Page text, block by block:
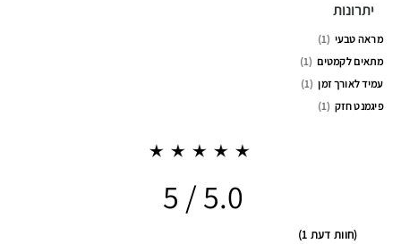
יתרונות
מראה טבעי
1
מתאים לקמטים
1
עמיד לאורך זמן
1
פיגמנט חזק
1
5.0
חוות דעת 1